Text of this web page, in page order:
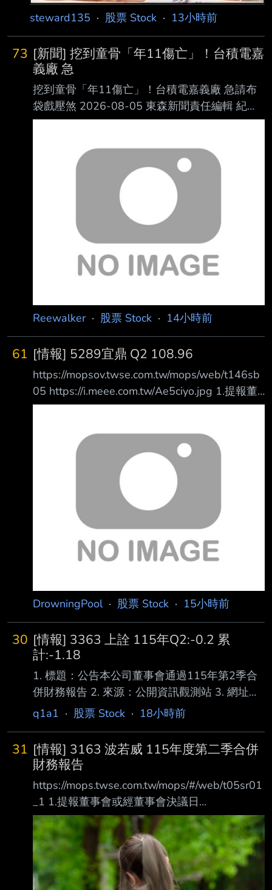
steward135 · 股票 Stock · 13小時前
73 [新聞] 挖到童骨「年11傷亡」！台積電嘉
義廠 急
挖到童骨「年11傷亡」！台積電嘉義廠 急請布
袋戲壓煞 2026-08-05 東森新聞責任編輯 紀心
賢 台積電嘉義廠施工期間，工安事故頻傳。
區的先進封裝廠，在施工期間因為工安事故頻
傳，至今已累計造成 2人死亡、5人重傷、4人輕
傷，加上工地過去曾挖掘出史前人骨遺骸，外界
因此出現不少 民俗傳聞。適逢關聖帝君聖誕，
廠區於6日下午1時邀請布袋戲團進場演出，祈求
施工平安 順利。對此，民俗專家廖大乙表示，
工地搭棚演戲除了替神明祝壽，也有安撫地方無
形眾 生的民俗意涵。 曾挖出45
Reewalker· 股票 Stock · 14小時前
61 [情報] 5289宜鼎 Q2 108.96
https://mopsov.twse.com.tw/mops/web/t146sb
05 https://i.meee.com.tw/Ae5ciyo.jpg 1.提報董
事會或經董事會決議日期:115/08/06 2.審計委員
務資訊報導期間 起訖日期
(XXX/XX/XX~XXX/XX/XX):115/01/01~115/06/
30 4.1月1日累計至本期止營業收入(仟
元):35,626,019 5.1月1日累計至本期止營業毛利
(毛損) (仟元):22,
DrowningPool· 股票 Stock · 15小時前
30 [情報] 3363 上詮 115年Q2:-0.2 累
計:-1.18
1. 標題：公告本公司董事會通過115年第2季合
併財務報告 2. 來源：公開資訊觀測站 3. 網址：
https://mops.twse.com.tw/mops/#/web/home 4.
期:115/08/06 2.審計委員會通過日期:115/08/06
3.財務報告或年度自結財務資訊報導期間 起訖日
期
(XXX/XX/XX~XXX/XX/XX):115/01/01~115/06/
30 4.1月1日累計至本期止營業收入(仟
元):811,157 5.1月1日累計至本期止
q1a1 · 股票 Stock · 18小時前
31 [情報] 3163 波若威 115年度第二季合併
財務報告
https://mops.twse.com.tw/mops/#/web/t05sr01
_1 1.提報董事會或經董事會決議日
期:115/08/06 2.審計委員會通過日期:115/08/06
3.財務報告或年度自結財務資訊報導期間 起訖日
期
(XXX/XX/XX~XXX/XX/XX):115/01/01~115/06/
30 4.1月1日累計至本期止營業收入(仟